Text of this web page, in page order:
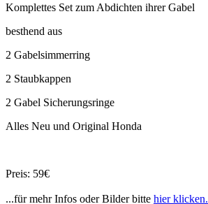
Komplettes Set zum Abdichten ihrer Gabel
besthend aus
2 Gabelsimmerring
2 Staubkappen
2 Gabel Sicherungsringe
Alles Neu und Original Honda
Preis: 59€
...für mehr Infos oder Bilder bitte hier klicken.